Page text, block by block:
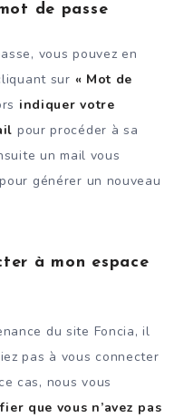
de passe
vous pouvez en
sur « Mot de
indiquer votre
pour procéder à sa
un mail vous
générer un nouveau
à mon espace
du site Foncia, il
pas à vous connecter
cas, nous vous
que vous n’avez pas